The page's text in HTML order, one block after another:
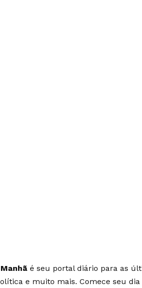
é seu portal diário para as
e muito mais. Comece seu